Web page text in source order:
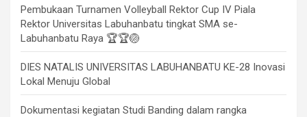
Pembukaan Turnamen Volleyball Rektor Cup IV Piala
Rektor Universitas Labuhanbatu tingkat SMA se-
Labuhanbatu Raya 🏆🏆🏐
DIES NATALIS UNIVERSITAS LABUHANBATU KE-28 Inovasi
Lokal Menuju Global
Dokumentasi kegiatan Studi Banding dalam rangka